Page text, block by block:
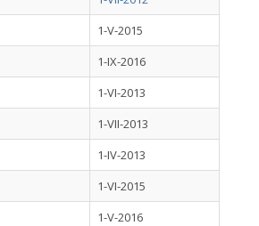
1-V-2015
1-IX-2016
1-VI-2013
1-VII-2013
1-IV-2013
1-VI-2015
1-V-2016